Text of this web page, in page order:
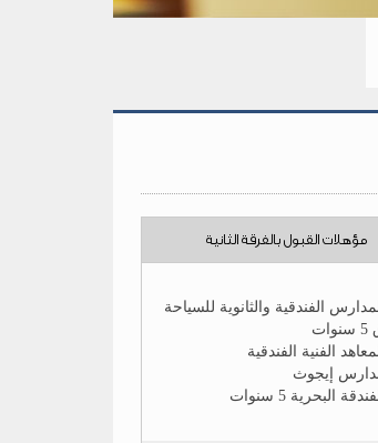
مؤهلات القبول بالفرقة الثانية
الفندقية والثانوية للسياحة
الفنية الفندقية
إيجوث
البحرية 5 سنوات